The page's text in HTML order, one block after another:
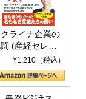
ライナ企業の
(産経セレク
S 039)
¥1,210（税込）